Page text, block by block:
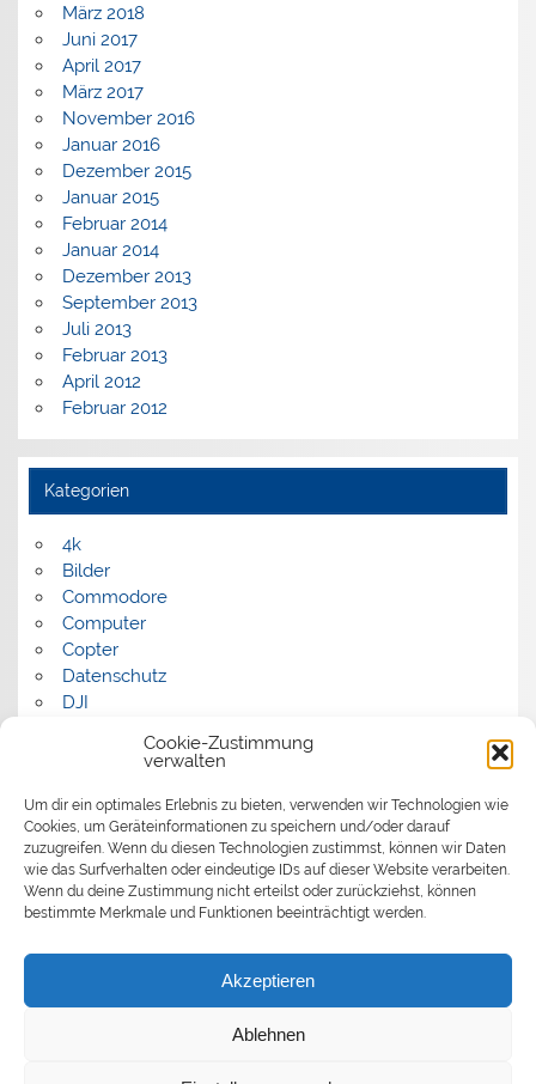
Cookie-Zustimmung
verwalten
Um dir ein optimales Erlebnis zu bieten, verwenden wir Technologien wie
Cookies, um Geräteinformationen zu speichern und/oder darauf
zuzugreifen. Wenn du diesen Technologien zustimmst, können wir Daten
wie das Surfverhalten oder eindeutige IDs auf dieser Website verarbeiten.
Wenn du deine Zustimmung nicht erteilst oder zurückziehst, können
bestimmte Merkmale und Funktionen beeinträchtigt werden.
Akzeptieren
Ablehnen
März 2018
Juni 2017
April 2017
März 2017
November 2016
Januar 2016
Dezember 2015
Januar 2015
Februar 2014
Januar 2014
Dezember 2013
September 2013
Juli 2013
Februar 2013
April 2012
Februar 2012
Kategorien
4k
Bilder
Commodore
Computer
Copter
Datenschutz
DJI
Panorama
Politik
Retrocomputer
Uncategorized
Video